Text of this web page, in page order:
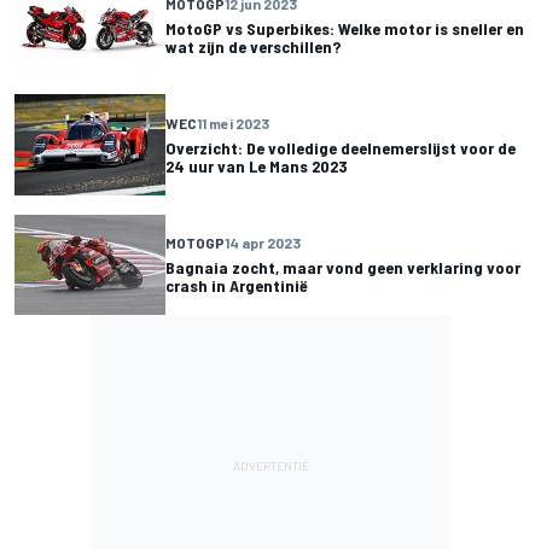
MOTOGP12 jun 2023
MotoGP vs Superbikes: Welke motor is sneller en
wat zijn de verschillen?
WEC11 mei 2023
Overzicht: De volledige deelnemerslijst voor de
24 uur van Le Mans 2023
MOTOGP14 apr 2023
Bagnaia zocht, maar vond geen verklaring voor
crash in Argentinië